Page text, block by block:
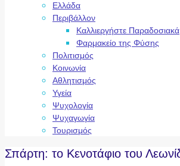
Ελλάδα
Περιβάλλον
Καλλιεργήστε Παραδοσιακά
Φαρμακείο της Φύσης
Πολιτισμός
Κοινωνία
Αθλητισμός
Υγεία
Ψυχολογία
Ψυχαγωγία
Τουρισμός
Σπάρτη: το Κενοτάφιο του